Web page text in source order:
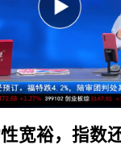
宽裕，指数